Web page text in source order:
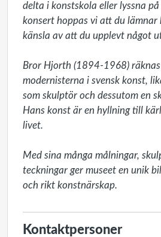
delta i konstskola eller lyssna
konsert hoppas vi att du lämnar
känsla av att du upplevt något
Bror Hjorth (1894-1968) räknas
modernisterna i svensk konst,
som skulptör och dessutom en
Hans konst är en hyllning till
livet.
Med sina många målningar,
teckningar ger museet en unik
Kontaktpersoner